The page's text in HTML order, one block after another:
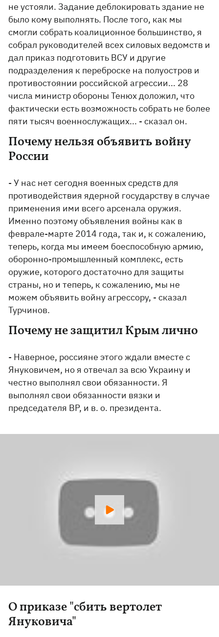
не устояли. Задание деблокировать здание не
было кому выполнять. После того, как мы
смогли собрать коалиционное большинство, я
собрал руководителей всех силовых ведомств и
дал приказ подготовить ВСУ и другие
подразделения к переброске на полуостров и
противостоянии российской агрессии... 28
числа министр обороны Тенюх доложил, что
фактически есть возможность собрать не более
пяти тысяч военнослужащих... - сказал он.
Почему нельзя объявить войну
России
- У нас нет сегодня военных средств для
противодействия ядерной государству в случае
применения ими всего арсенала оружия.
Именно поэтому объявления войны как в
феврале-марте 2014 года, так и, к сожалению,
теперь, когда мы имеем боеспособную армию,
оборонно-промышленный комплекс, есть
оружие, которого достаточно для защиты
страны, но и теперь, к сожалению, мы не
можем объявить войну агрессору, - сказал
Турчинов.
Почему не защитил Крым лично
- Наверное, россияне этого ждали вместе с
Януковичем, но я отвечал за всю Украину и
честно выполнял свои обязанности. Я
выполнял свои обязанности вязки и
председателя ВР, и в. о. президента.
О приказе "сбить вертолет
Януковича"